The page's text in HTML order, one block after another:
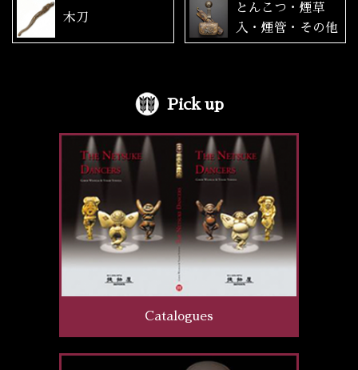
木刀
とんこつ・煙草
入・煙管・その他
Pick up
Catalogues